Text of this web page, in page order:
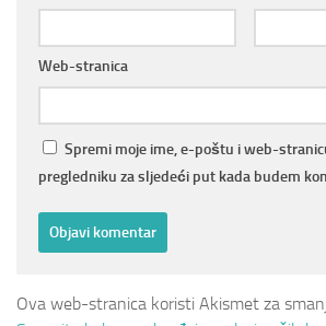
Web-stranica
Spremi moje ime, e-poštu i web-
pregledniku za sljedeći put kada budem
Ova web-stranica koristi Akismet za